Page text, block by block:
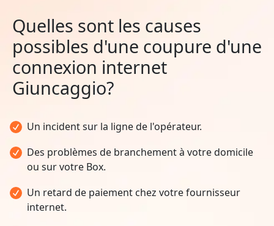
Quelles sont les causes
possibles d'une coupure d'une
connexion internet
Giuncaggio?
Un incident sur la ligne de l'opérateur.
Des problèmes de branchement à votre domicile
ou sur votre Box.
Un retard de paiement chez votre fournisseur
internet.